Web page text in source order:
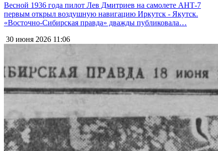
Весной 1936 года пилот Лев Дмитриев на самолете АНТ-7
первым открыл воздушную навигацию Иркутск - Якутск.
«Восточно-Сибирская правда» дважды публиковала…
30 июня 2026 11:06